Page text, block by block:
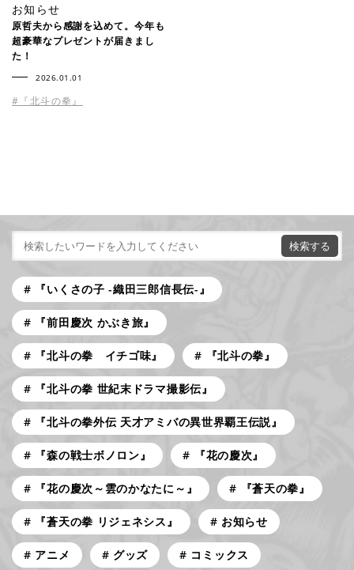
お知らせ
原哲夫から感謝を込めて。今年も
超豪華なプレゼントが届きまし
た！
2026.01.01
#『北斗の拳』
『いくさの子 -織田三郎信長伝-』
『前田慶次 かぶき旅』
『北斗の拳 イチゴ味』 『北斗の拳』
『北斗の拳 世紀末ドラマ撮影伝』
『北斗の拳外伝 天才アミバの異世界覇王伝説』
『森の戦士ボノロン』 『花の慶次』
『花の慶次～雲のかなたに～』 『蒼天の拳』
『蒼天の拳 リジェネシス』 お知らせ
アニメ グッズ コミックス